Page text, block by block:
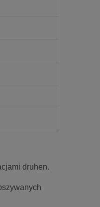
druhen.